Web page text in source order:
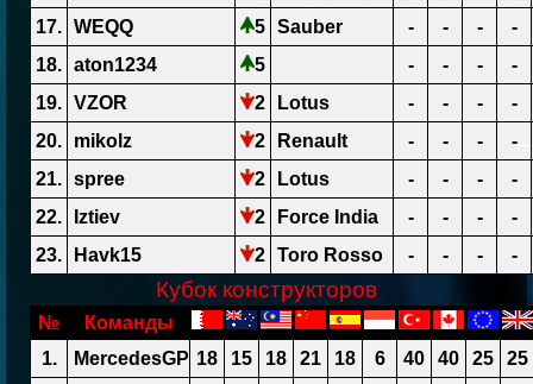
17. WEQQ 5 Sauber - - -
-
18. aton1234 5 - - -
-
19. VZOR 2 Lotus - - -
-
20.
mikolz 2 Renault - - -
-
21. spree 2 Lotus - - -
-
22.
Iztiev 2 Force India - - -
-
23.
Havk15 2 Toro Rosso - - - -
Кубок конструкторов
№
Команды
1.
MercedesGP 18 15 18 21 18 6 40 40 25
25